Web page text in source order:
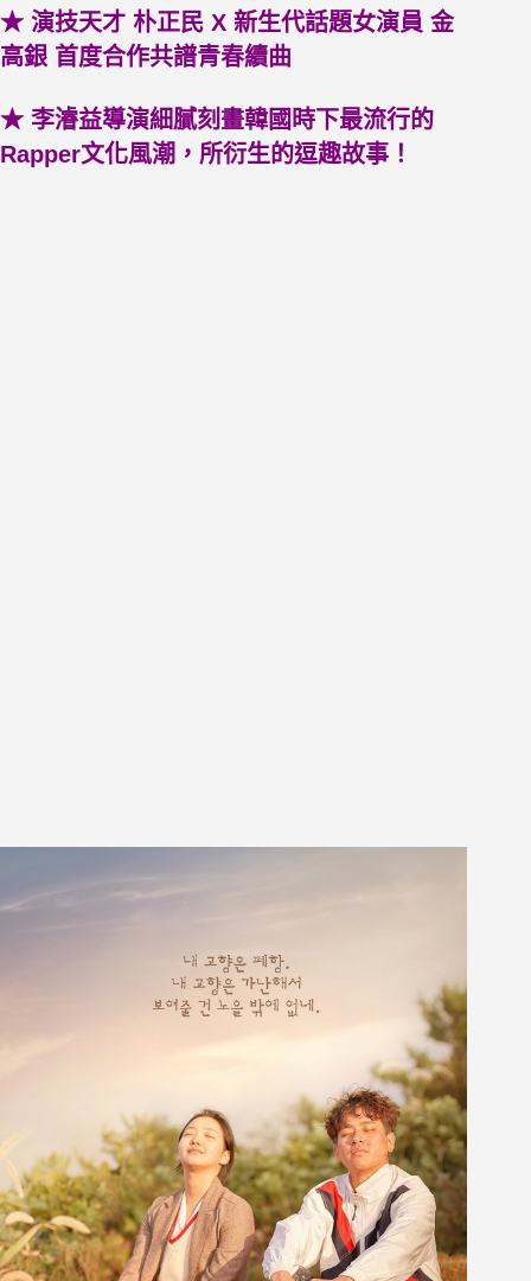
★ 演技天才 朴正民 X 新生代話題女演員 金
高銀 首度合作共譜青春續曲
★ 李濬益導演細膩刻畫韓國時下最流行的
Rapper文化風潮，所衍生的逗趣故事！